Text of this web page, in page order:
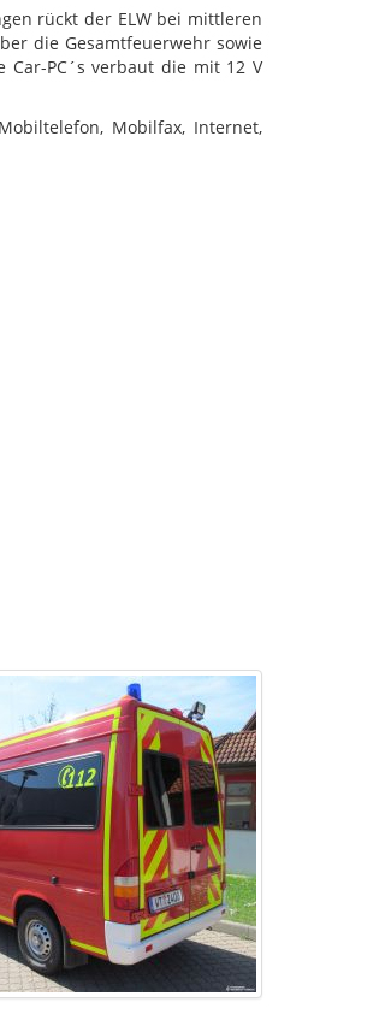
rückt der ELW bei mittleren
die Gesamtfeuerwehr sowie
Car-PC´s verbaut die mit 12 V
Mobilfax, Internet,